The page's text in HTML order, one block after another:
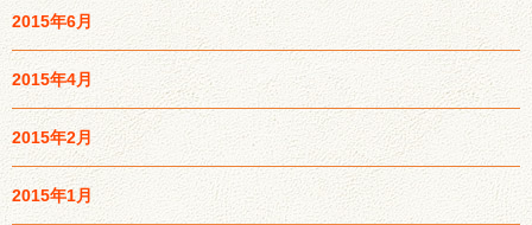
2015年6月
2015年4月
2015年2月
2015年1月